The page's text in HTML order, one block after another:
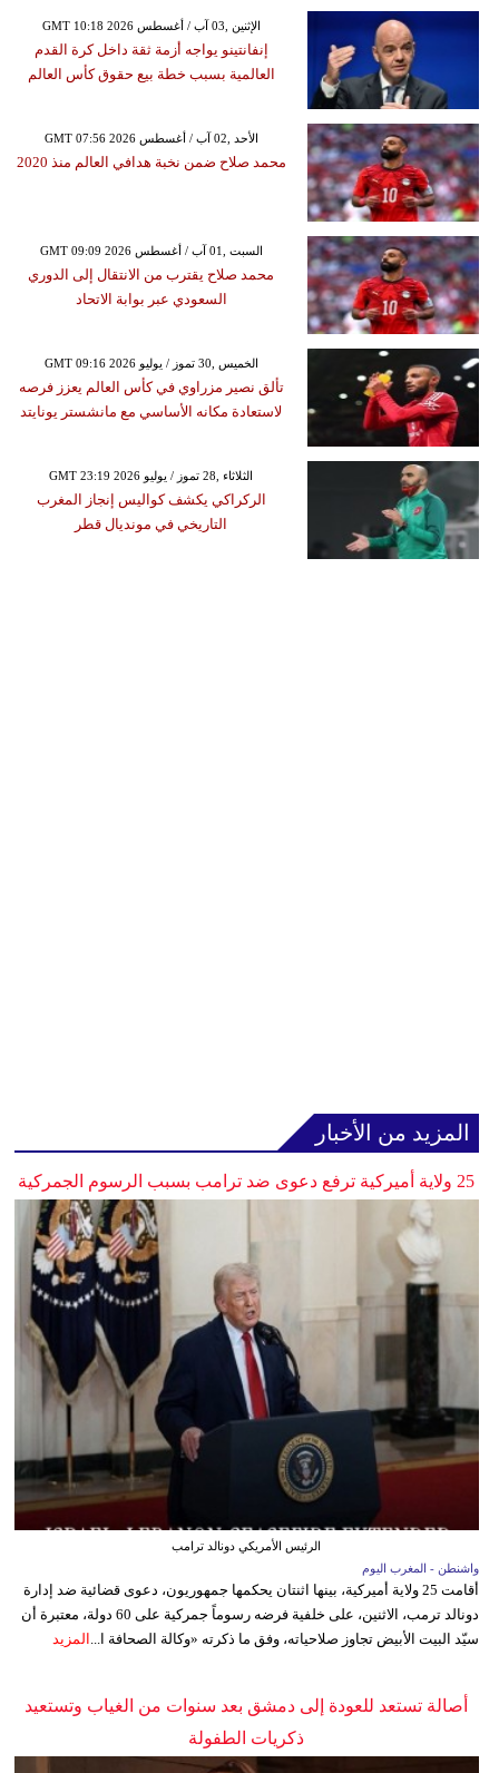
GMT 10:18 2026 الإثنين ,03 آب / أغسطس
إنفانتينو يواجه أزمة ثقة داخل كرة القدم
العالمية بسبب خطة بيع حقوق كأس العالم
GMT 07:56 2026 الأحد ,02 آب / أغسطس
محمد صلاح ضمن نخبة هدافي العالم منذ 2020
GMT 09:09 2026 السبت ,01 آب / أغسطس
محمد صلاح يقترب من الانتقال إلى الدوري
السعودي عبر بوابة الاتحاد
GMT 09:16 2026 الخميس ,30 تموز / يوليو
تألق نصير مزراوي في كأس العالم يعزز فرصه
لاستعادة مكانه الأساسي مع مانشستر يونايتد
GMT 23:19 2026 الثلاثاء ,28 تموز / يوليو
الركراكي يكشف كواليس إنجاز المغرب
التاريخي في مونديال قطر
المزيد من الأخبار
25 ولاية أميركية ترفع دعوى ضد ترامب بسبب الرسوم الجمركية
الرئيس الأمريكي دونالد ترامب
واشنطن - المغرب اليوم
أقامت 25 ولاية أميركية، بينها اثنتان يحكمها جمهوريون، دعوى قضائية ضد إدارة
دونالد ترمب، الاثنين، على خلفية فرضه رسوماً جمركية على 60 دولة، معتبرة أن
سيّد البيت الأبيض تجاوز صلاحياته، وفق ما ذكرته «وكالة الصحافة ا... المزيد
أصالة تستعد للعودة إلى دمشق بعد سنوات من الغياب وتستعيد
ذكريات الطفولة